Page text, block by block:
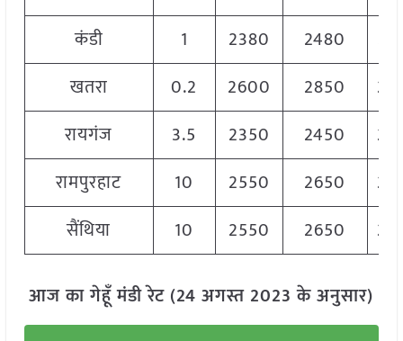
कंडी
1 2380 2480
खतरा
0.2 2600 2850
रायगंज
3.5 2350 2450
रामपुरहाट
10 2550 2650
सैंथिया
10 2550 2650
आज का गेहूँ मंडी रेट (24 अगस्त 2023 के अनुसार)